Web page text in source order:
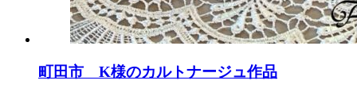
町田市 K様のカルトナージュ作品